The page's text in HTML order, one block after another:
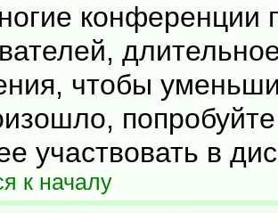
конференции
чтобы
участвовать в
к началу